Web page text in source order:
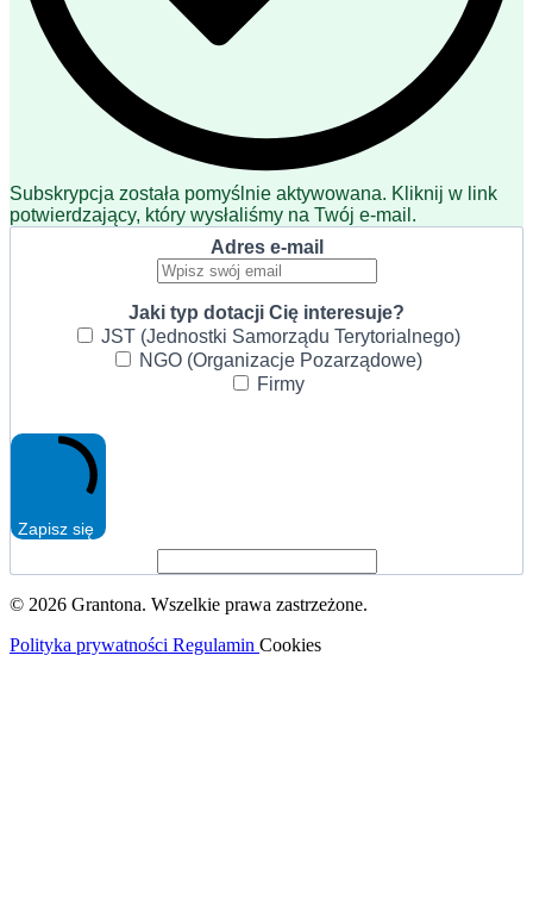
Subskrypcja została pomyślnie aktywowana. Kliknij w link
potwierdzający, który wysłaliśmy na Twój e-mail.
Adres e-mail
Jaki typ dotacji Cię interesuje?
JST (Jednostki Samorządu Terytorialnego)
NGO (Organizacje Pozarządowe)
Firmy
Zapisz się
© 2026 Grantona. Wszelkie prawa zastrzeżone.
Polityka prywatności Regulamin Cookies